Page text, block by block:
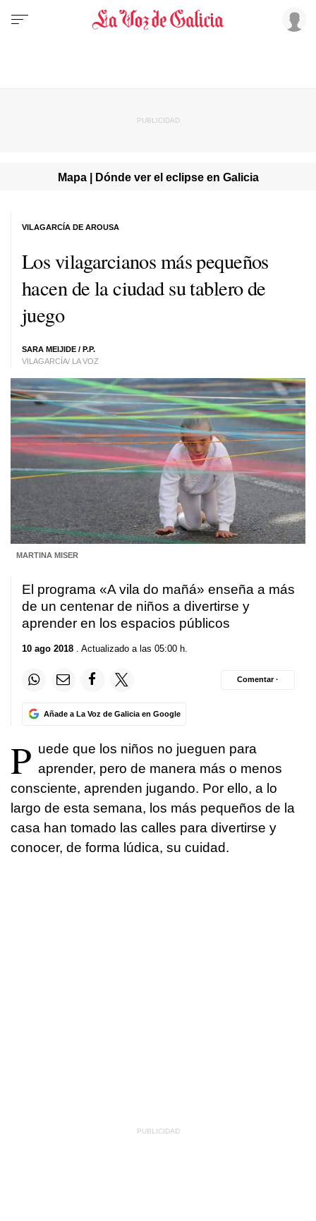
Mapa | Dónde ver el eclipse en Galicia
Los vilagarcianos más pequeños
hacen de la ciudad su tablero de
juego
SARA MEIJIDE / P.P.
VILAGARCÍA/ LA VOZ
VILAGARCÍA DE AROUSA
MARTINA MISER
El programa «A vila do mañá» enseña a más
de un centenar de niños a divertirse y
aprender en los espacios públicos
10 ago 2018 . Actualizado a las 05:00 h.
Añade a La Voz de Galicia en Google
Comentar ·
P uede que los niños no jueguen para
aprender, pero de manera más o menos
consciente, aprenden jugando. Por ello, a lo
largo de esta semana, los más pequeños de la
casa han tomado las calles para divertirse y
conocer, de forma lúdica, su cuidad.